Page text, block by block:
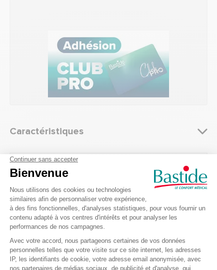
Caractéristiques
Incontinence
Attributs généraux
Genre
Mixte